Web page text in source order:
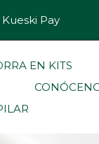
Pay
EN KITS